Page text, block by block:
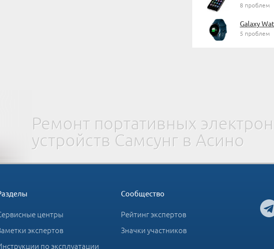
8 проблем
Galaxy
5 проблем
Ремонт портативных
устройств Самсунг в Асино
центры
экспертов
по эксплуатации
Сообщество
Рейтинг экспертов
Значки участников